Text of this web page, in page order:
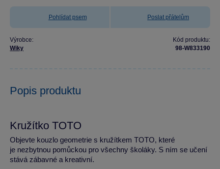
Pohlídat psem Poslat přátelům
Výrobce:
Wiky
Kód produktu:
98-W833190
Popis produktu
Kružítko TOTO
Objevte kouzlo geometrie s kružítkem TOTO, které
je nezbytnou pomůckou pro všechny školáky. S ním se učení
stává zábavné a kreativní.